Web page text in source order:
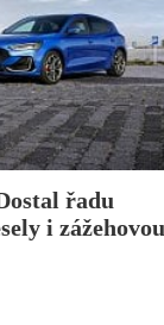
řadu
i zážehovou